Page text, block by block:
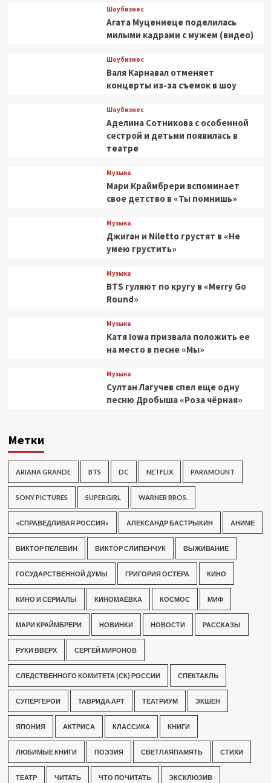
Шоубизнес
Агата Муцениеце поделилась
милыми кадрами с мужем (видео)
Шоубизнес
Валя Карнавал отменяет
концерты из-за съемок в шоу
Шоубизнес
Аделина Сотникова с особенной
сестрой и детьми появилась в
театре
Музыка
Мари Краймбрери вспоминает
свое детство в «Ты помнишь»
Музыка
Джиган и Niletto грустят в «Не
умею грустить»
Музыка
BTS гуляют по кругу в «Merry Go
Round»
Музыка
Катя Iowa призвала положить ее
на место в песне «Мы»
Музыка
Султан Лагучев спел еще одну
песню Дробыша «Роза чёрная»
Метки
ARIANA GRANDE BTS DC NETFLIX PARAMOUNT
SONY PICTURES SUPERGIRL WARNER BROS.
«СПРАВЕДЛИВАЯ РОССИЯ» АЛЕКСАНДР БАСТРЫКИН АНИМЕ
ВИКТОР ПЕЛЕВИН ВИКТОР СЛИПЕНЧУК ВЫЖИВАНИЕ
ГОСУДАРСТВЕННОЙ ДУМЫ ГРИГОРИЯ ОСТЕРА КИНО
КИНО И СЕРИАЛЫ КИНОМАЁВКА КОСМОС МИФ
МАРИ КРАЙМБРЕРИ НОВИНКИ НОВОСТИ РАССКАЗЫ
РУКИ ВВЕРХ СЕРГЕЙ МИРОНОВ
СЛЕДСТВЕННОГО КОМИТЕТА (СК) РОССИИ СПЕКТАКЛЬ
СУПЕРГЕРОИ ТАВРИДА.АРТ ТЕАТРИУМ ЭКШЕН
ЯПОНИЯ АКТРИСА КЛАССИКА КНИГИ
ЛЮБИМЫЕ КНИГИ ПОЭЗИЯ СВЕТЛАЯПАМЯТЬ СТИХИ
ТЕАТР ЧИТАТЬ ЧТО ПОЧИТАТЬ ЭКСКЛЮЗИВ